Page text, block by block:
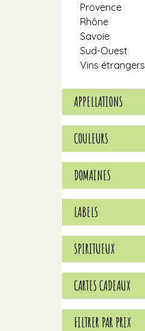
Provence
Rhône
Savoie
Sud-Ouest
Vins étrangers
APPELLATIONS
COULEURS
DOMAINES
LABELS
SPIRITUEUX
CARTES CADEAUX
FILTRER PAR PRIX